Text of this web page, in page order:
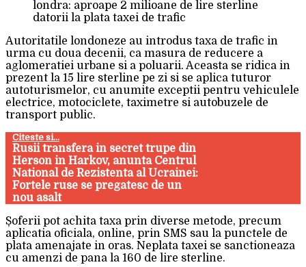
Autoritatile londoneze au introdus taxa de trafic in
urma cu doua decenii, ca masura de reducere a
aglomeratiei urbane si a poluarii. Aceasta se ridica in
prezent la 15 lire sterline pe zi si se aplica tuturor
autoturismelor, cu anumite exceptii pentru vehiculele
electrice, motociclete, taximetre si autobuzele de
transport public.
Citeste si...
Rusii transfera in secret trupe din
Herson in Harkov, anunta Centrul
National de Rezistenta al Ucrainei:
Fortele ruse se pregatesc de un
nou asalt
Șoferii pot achita taxa prin diverse metode, precum
aplicatia oficiala, online, prin SMS sau la punctele de
plata amenajate in oras. Neplata taxei se sanctioneaza
cu amenzi de pana la 160 de lire sterline.